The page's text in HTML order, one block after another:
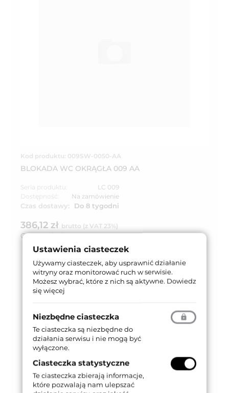
Kod produktu: 009SW-0050-AA
BLOKADA WC OKRĄGŁA 009 AA
Seria produktu:
LC 009
Dostępność:
Na zamówienie
Czas dostawy: Do 8 tygodni
386,12 zł brutto (z VAT 23%)
Cena za:kpl
Ustawienia ciasteczek
Używamy ciasteczek, aby usprawnić działanie
witryny oraz monitorować ruch w serwisie.
Możesz wybrać, które z nich są aktywne. Dowiedz
się więcej
Niezbędne ciasteczka
Te ciasteczka są niezbędne do
działania serwisu i nie mogą być
wyłączone.
Ciasteczka statystyczne
Te ciasteczka zbierają informacje,
które pozwalają nam ulepszać